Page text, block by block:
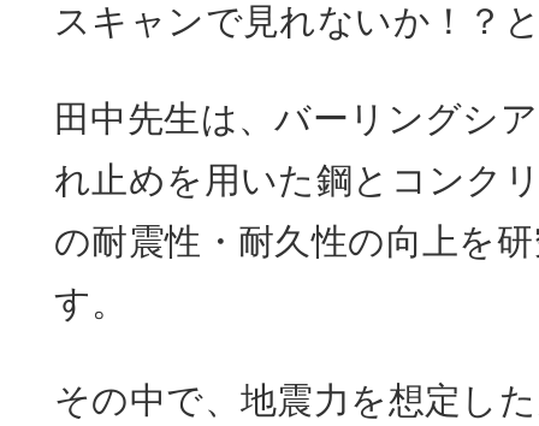
スキャンで見れないか！？
田中先生は、バーリングシ
れ止めを用いた鋼とコンク
の耐震性・耐久性の向上を
す。
その中で、地震力を想定し